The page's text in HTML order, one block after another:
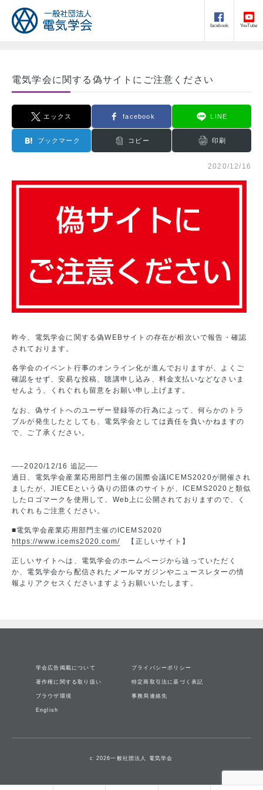
facebook YouTube
電気学会に関する偽サイトにご注意ください
エックス facebook LINE
ブックマーク コピー 印刷
2020/12/16
昨今、電気学会に関する偽WEBサイトの存在が相次いで報告・確認
されております。
各学会のイベント行事のオンライン化が進んでおりますが、よくご
確認をせず、安易な投稿、聴講申し込み、料金支払いなどなさいま
せんよう、くれぐれも留意をお願い申し上げます。
なお、偽サイトへのユーザー登録等の行為によって、何らかのトラ
ブルが発生したとしても、電気学会としては責任を負いかねますの
で、ご了承ください。
—–2020/12/16 追記—–
過日、電気学会産業応用部門主催の国際会議ICEMS2020が開催され
ましたが、JIECEという偽りの団体のサイトが、ICEMS2020と類似
したロゴマークを使用して、Web上に公開されておりますので、く
れぐれもご注意ください。
■電気学会産業応用部門主催のICEMS2020
https://www.icems2020.com/ 【正しいサイト】
正しいサイトへは、電気学会のホームページから辿っていただく
か、電気学会から配信されたメールマガジンやニュースレターの情
報よりアクセスくださいますようお願いいたします。
学会広告掲載について プライバシーポリシー
著作権に関する取り扱い 特定商取引法に基づく表記
ブラウザ環境 事務局連絡先
English
c 2026一般社団法人 電気学会